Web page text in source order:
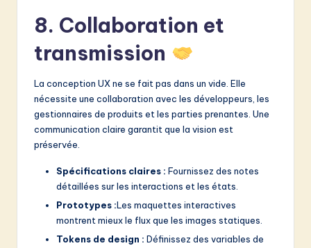
8. Collaboration et
transmission
La conception UX ne se fait pas dans un vide. Elle
nécessite une collaboration avec les développeurs, les
gestionnaires de produits et les parties prenantes. Une
communication claire garantit que la vision est
préservée.
Spécifications claires : Fournissez des notes
détaillées sur les interactions et les états.
Prototypes :Les maquettes interactives
montrent mieux le flux que les images statiques.
Tokens de design : Définissez des variables de